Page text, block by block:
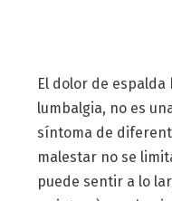
El dolor de
lumbalgia, no es
síntoma de
malestar no se
puede sentir a lo